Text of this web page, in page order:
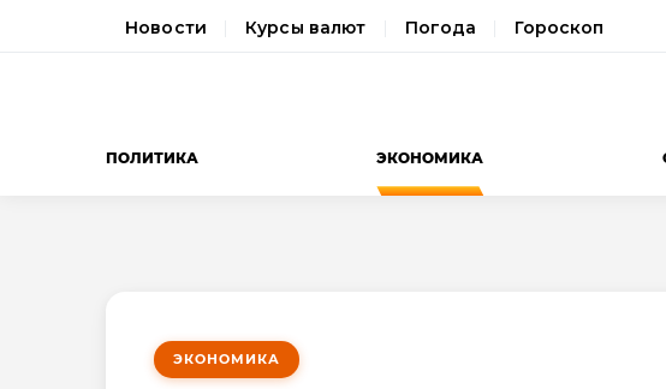
Новости Курсы валют Погода Гороскоп
ПОЛИТИКА ЭКОНОМИКА
ЭКОНОМИКА